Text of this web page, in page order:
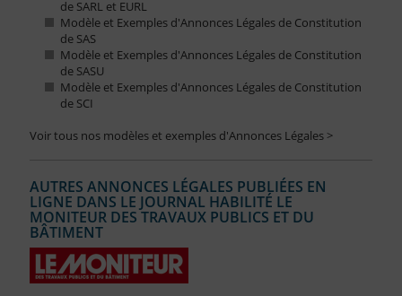
de SARL et EURL
Modèle et Exemples d'Annonces Légales de Constitution
de SAS
Modèle et Exemples d'Annonces Légales de Constitution
de SASU
Modèle et Exemples d'Annonces Légales de Constitution
de SCI
Voir tous nos modèles et exemples d'Annonces Légales >
AUTRES ANNONCES LÉGALES PUBLIÉES EN
LIGNE DANS LE JOURNAL HABILITÉ LE
MONITEUR DES TRAVAUX PUBLICS ET DU
BÂTIMENT